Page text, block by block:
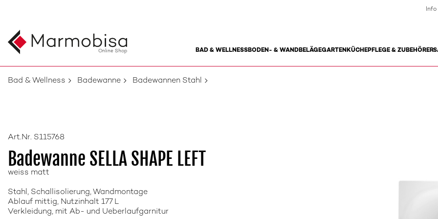
Online Shop BAD & WELLNESSBODEN- & WANDBELÄGEGARTENKÜCHEPFLEGE & ZUBEHÖR
Info
Bad & Wellness Badewanne Badewannen Stahl
Art.Nr. S115768
Badewanne SELLA SHAPE LEFT
weiss matt
Stahl, Schallisolierung, Wandmontage
Ablauf mittig, Nutzinhalt 177 L
Verkleidung, mit Ab- und Ueberlaufgarnitur